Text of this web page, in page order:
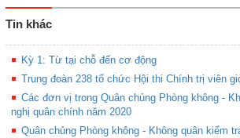
Tin khác
Kỳ 1: Từ tại chỗ đến cơ động
Trung đoàn 238 tổ chức Hội thi Chính trị viên
Các đơn vị trong Quân chủng Phòng không -
nghị quân chính năm 2020
Quân chủng Phòng không - Không quân kiểm